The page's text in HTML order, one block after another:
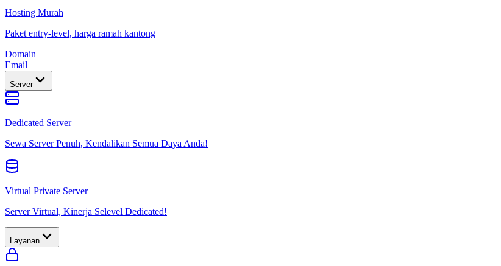
Hosting Murah
Paket entry-level, harga ramah kantong
Domain
Email
Server
Dedicated Server
Sewa Server Penuh, Kendalikan Semua Daya Anda!
Virtual Private Server
Server Virtual, Kinerja Selevel Dedicated!
Layanan